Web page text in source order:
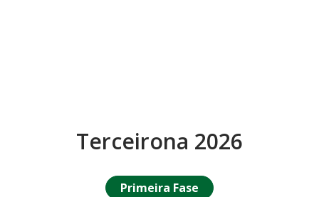
Terceirona 2026
Primeira Fase